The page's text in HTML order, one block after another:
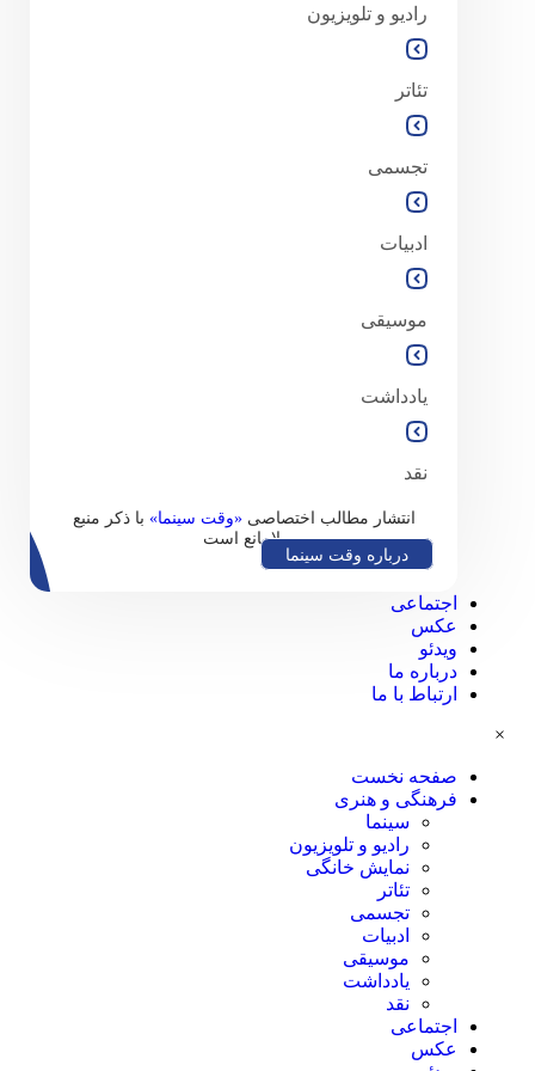
رادیو و تلویزیون
تئاتر
تجسمی
ادبیات
موسیقی
یادداشت
نقد
انتشار مطالب اختصاصی«وقت سینما» با ذکر منبع
بلامانع است
درباره وقت سینما
اجتماعی
عکس
ویدئو
درباره ما
ارتباط با ما
×
صفحه نخست
فرهنگی و هنری
سینما
رادیو و تلویزیون
نمایش خانگی
تئاتر
تجسمی
ادبیات
موسیقی
یادداشت
نقد
اجتماعی
عکس